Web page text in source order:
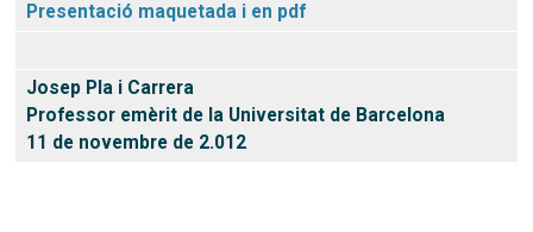
Presentació maquetada i en pdf
Josep Pla i Carrera
Professor emèrit de la Universitat de Barcelona
11 de novembre de 2.012